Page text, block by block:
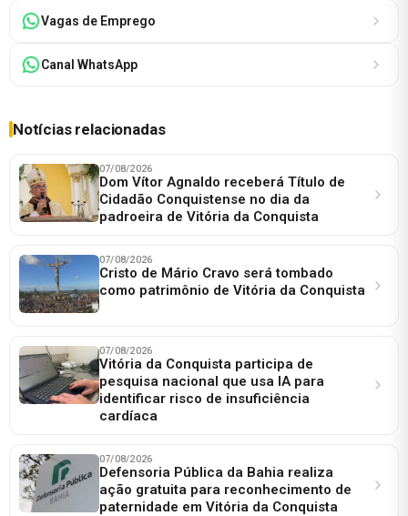
Vagas de Emprego
Canal WhatsApp
Notícias relacionadas
07/08/2026
Dom Vítor Agnaldo receberá Título de
Cidadão Conquistense no dia da
padroeira de Vitória da Conquista
07/08/2026
Cristo de Mário Cravo será tombado
como patrimônio de Vitória da Conquista
07/08/2026
Vitória da Conquista participa de
pesquisa nacional que usa IA para
identificar risco de insuficiência
cardíaca
07/08/2026
Defensoria Pública da Bahia realiza
ação gratuita para reconhecimento de
paternidade em Vitória da Conquista